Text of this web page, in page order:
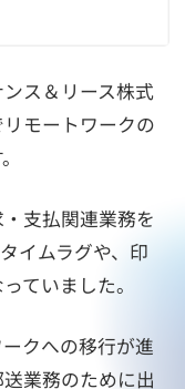
ス＆リース株式
モートワークの
支払関連業務を
イムラグや、印
ていました。
クへの移行が進
業務のために出